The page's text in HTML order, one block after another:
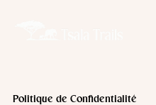
Politique de Confidentialité